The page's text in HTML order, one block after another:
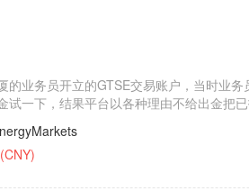
的业务员开立的GTSE交易账户，当时业
试一下，结果平台以各种理由不给出金把
离！